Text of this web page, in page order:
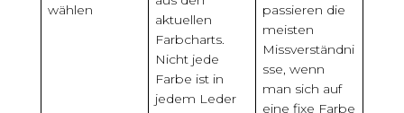
wählen
aktuellen
Farbcharts.
Nicht jede
Farbe ist in
jedem Leder
passieren die
meisten
Missverständni
sse, wenn
man sich auf
eine fixe Farbe